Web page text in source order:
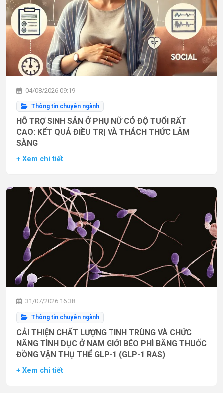
04/08/2026 09:19
Thông tin chuyên ngành
HỖ TRỢ SINH SẢN Ở PHỤ NỮ CÓ ĐỘ TUỔI RẤT
CAO: KẾT QUẢ ĐIỀU TRỊ VÀ THÁCH THỨC LÂM
SÀNG
+ Xem chi tiết
31/07/2026 16:38
Thông tin chuyên ngành
CẢI THIỆN CHẤT LƯỢNG TINH TRÙNG VÀ CHỨC
NĂNG TÌNH DỤC Ở NAM GIỚI BÉO PHÌ BẰNG THUỐC
ĐỒNG VẬN THỤ THỂ GLP-1 (GLP-1 RAS)
+ Xem chi tiết